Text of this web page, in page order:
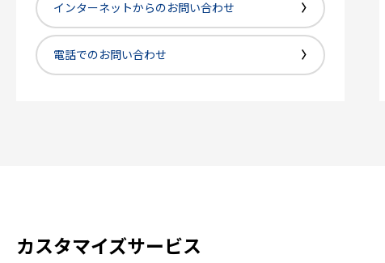
インターネットからのお問い合わせ
電話でのお問い合わせ
カスタマイズサービス